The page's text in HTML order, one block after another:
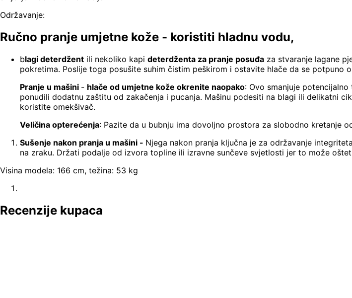
Održavanje:
Ručno pranje umjetne kože - koristiti hladnu vodu,
blagi deterdžent ili nekoliko kapi deterdženta za pranje posuđa za stvaranje lagane
pokretima. Poslije toga posušite suhim čistim peškirom i ostavite hlače da se potpuno
Pranje u mašini - hlače od umjetne kože okrenite naopako: Ovo smanjuje
ponudili dodatnu zaštitu od zakačenja i pucanja. Mašinu podesiti na blagi ili delikatni
koristite omekšivač.
Veličina opterećenja: Pazite da u bubnju ima dovoljno prostora za slobodno kretanje
Sušenje nakon pranja u mašini - Njega nakon pranja ključna je za održavanje
na zraku. Držati podalje od izvora topline ili izravne sunčeve svjetlosti jer to može
Visina modela: 166 cm, težina: 53 kg
Recenzije kupaca